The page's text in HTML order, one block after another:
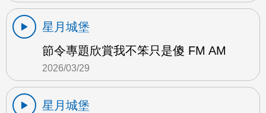
星月城堡
節令專題欣賞我不笨只是傻 FM AM
2026/03/29
星月城堡